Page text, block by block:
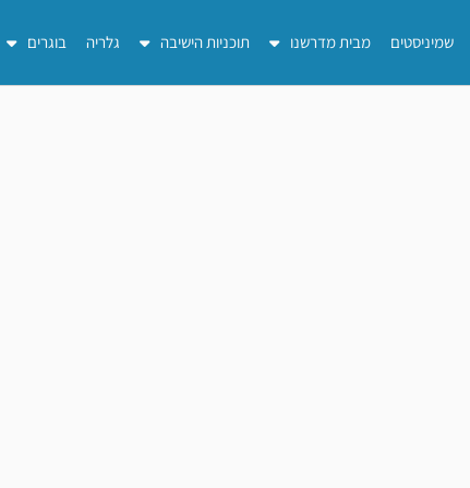
שמיניסטים מבית מדרשנו תוכניות הישיבה גלריה בוגרים